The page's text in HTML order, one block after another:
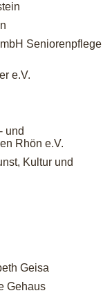
Seniorenpflege
e.V.
und
Rhön e.V.
Kultur und
Geisa
Gehaus